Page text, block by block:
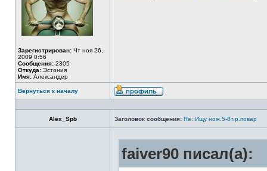
Зарегистрирован: Чт ноя 26,
2009 0:56
Сообщения: 2305
Откуда: Эстония
Имя: Александер
Вернуться к началу
Alex_Spb Заголовок сообщения: Re: Ищу нож.5-8т.р.повар
faiver90 писал(а):